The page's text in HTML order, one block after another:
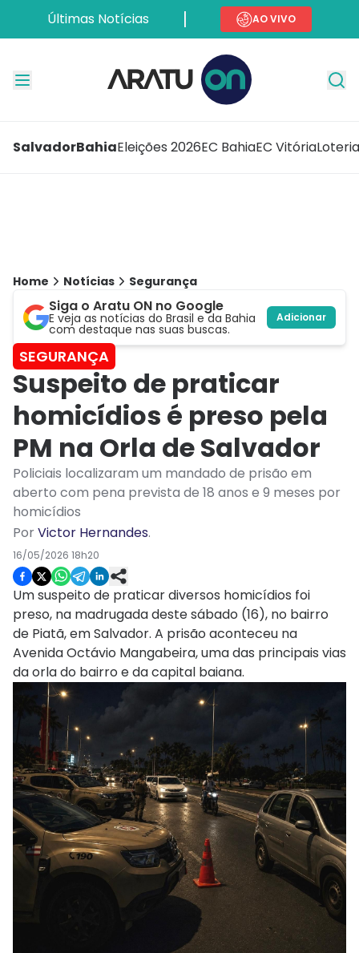
Últimas Notícias AO VIVO
SalvadorBahiaEleições 2026EC BahiaEC Vitória
Home Notícias Segurança
Siga o Aratu ON no Google
E veja as notícias do Brasil e da Bahia
com destaque nas suas buscas.
Adicionar
SEGURANÇA
Suspeito de praticar
homicídios é preso pela
PM na Orla de Salvador
Policiais localizaram um mandado de prisão em
aberto com pena prevista de 18 anos e 9 meses por
homicídios
PorVictor Hernandes.
16/05/2026 18h20
Um suspeito de praticar diversos homicídios foi
preso, na madrugada deste sábado (16), no bairro
de Piatã, em Salvador. A prisão aconteceu na
Avenida Octávio Mangabeira, uma das principais vias
da orla do bairro e da capital baiana.